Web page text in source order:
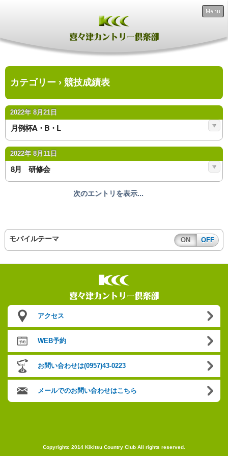
Menu
カテゴリー › 競技成績表
2022年 8月21日
月例杯A・B・L
2022年 8月11日
8月 研修会
次のエントリを表示...
モバイルテーマ ON OFF
アクセス
WEB予約
お問い合わせは(0957)43-0223
メールでのお問い合わせはこちら
Copyrightc 2014 Kikitsu Country Club All rights reserved.